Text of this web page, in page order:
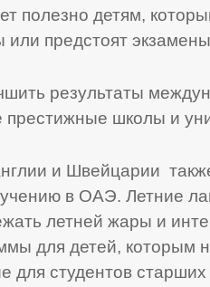
полезно детям,
или предстоят
результаты
престижные школы и
и Швейцарии
в ОАЭ. Летние
летней жары и
для детей, которым
для студентов